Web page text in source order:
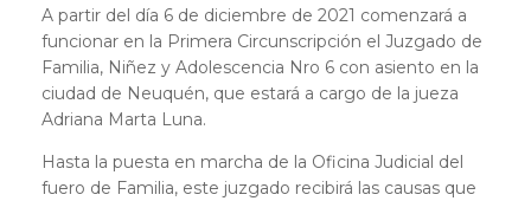
A partir del día 6 de diciembre de 2021 comenzará a
funcionar en la Primera Circunscripción el Juzgado de
Familia, Niñez y Adolescencia Nro 6 con asiento en la
ciudad de Neuquén, que estará a cargo de la jueza
Adriana Marta Luna.
Hasta la puesta en marcha de la Oficina Judicial del
fuero de Familia, este juzgado recibirá las causas que